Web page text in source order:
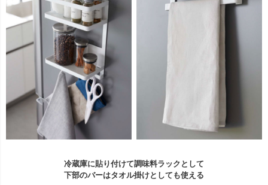
冷蔵庫に貼り付けて調味料ラックとして
下部のバーはタオル掛けとしても使える